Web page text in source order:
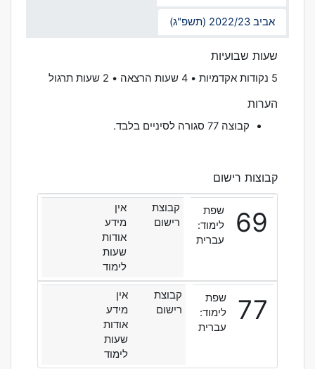
אביב 2022/23 (תשפ"ג)
שעות שבועיות
5 נקודות אקדמיות • 4 שעות הרצאה • 2 שעות תרגול
הערות
קבוצה 77 סגורה לסיניים בלבד.
קבוצות רישום
69
שפת
לימוד:
עברית
קבוצת
רישום
אין
מידע
אודות
שעות
לימוד
77
שפת
לימוד:
עברית
קבוצת
רישום
אין
מידע
אודות
שעות
לימוד